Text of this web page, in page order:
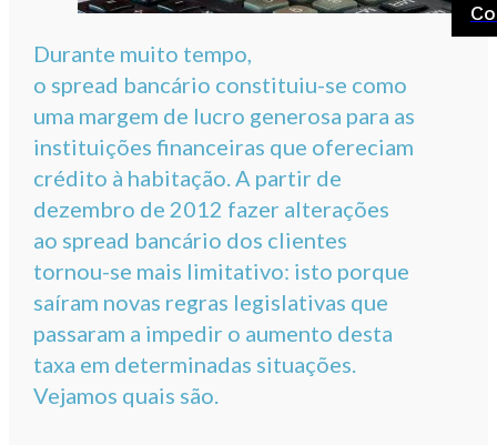
Durante muito tempo,
o spread bancário constituiu-se como
uma margem de lucro generosa para as
instituições financeiras que ofereciam
crédito à habitação. A partir de
dezembro de 2012 fazer alterações
ao spread bancário dos clientes
tornou-se mais limitativo: isto porque
saíram novas regras legislativas que
passaram a impedir o aumento desta
taxa em determinadas situações.
Vejamos quais são.